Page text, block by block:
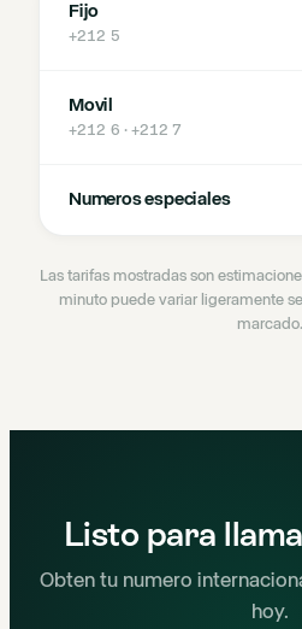
Fijo
+212 5
Movil
+212 6 · +212 7
Numeros especiales
Las tarifas mostradas son
minuto puede variar ligeramente
marcado.
Listo para
Obten tu numero
hoy.